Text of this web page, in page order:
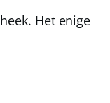
Het enige